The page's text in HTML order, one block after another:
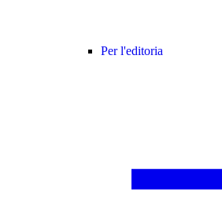
Per l'editoria